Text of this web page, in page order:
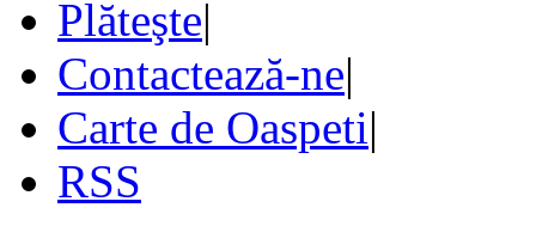
Plăteşte|
Contactează-ne|
Carte de Oaspeti|
RSS